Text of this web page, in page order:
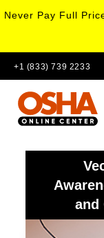
Never Pay Full
+1 (833) 739 2233
and